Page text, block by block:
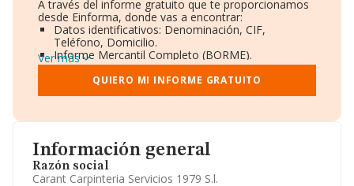
Información general
Razón social
Carant Carpinteria Servicios 1979 S.l.
A través del informe gratuito que te proporcionamos
desde Einforma, donde vas a encontrar:
Datos identificativos: Denominación, CIF,
Teléfono, Domicilio.
Informe Mercantil Completo (BORME).
Gráficos de Evolución Ventas y Empleados.
Consejo de Administración y Administradores.
Directivos y Ejecutivos.
Información oficial y registral complementaria.
Ver más
QUIERO MI INFORME GRATUITO